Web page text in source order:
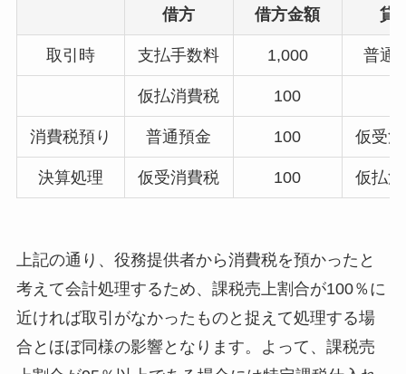
借方 借方金額 貸
取引時 支払手数料 1,000 普通
仮払消費税 100
消費税預り 普通預金 100 仮受
決算処理 仮受消費税 100 仮払
上記の通り、役務提供者から消費税を預かったと
考えて会計処理するため、課税売上割合が100％に
近ければ取引がなかったものと捉えて処理する場
合とほぼ同様の影響となります。よって、課税売